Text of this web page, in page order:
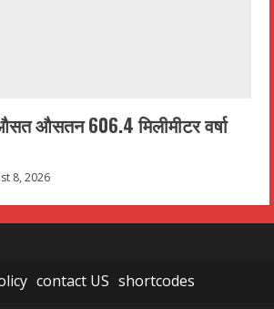
औसतन 606.4 मिलीमीटर वर्षा
8, 2026
contact US shortcodes